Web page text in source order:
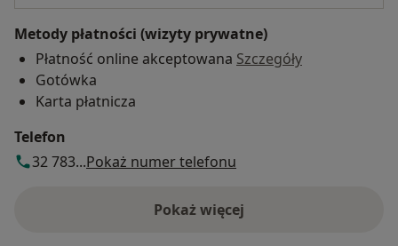
Metody płatności (wizyty prywatne)
Płatność online akceptowana Szczegóły
Gotówka
Karta płatnicza
Telefon
32 783...Pokaż numer telefonu
Pokaż więcej
o adresie